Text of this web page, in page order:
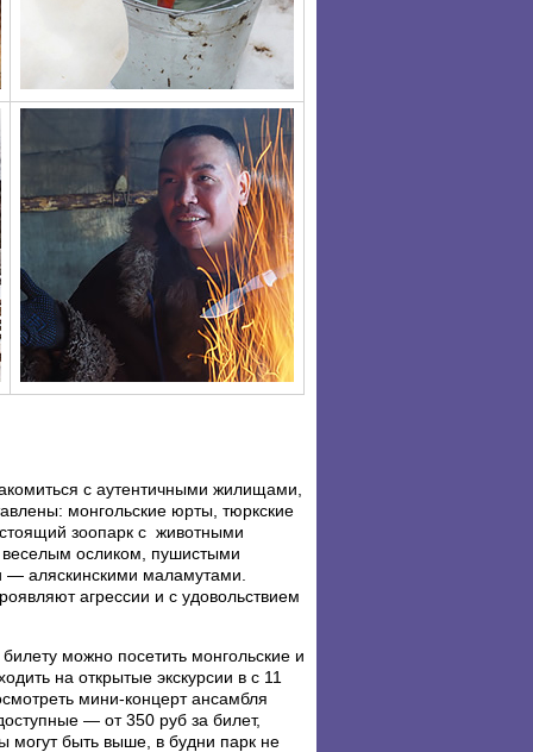
с аутентичными жилищами,
монгольские юрты, тюркские
зоопарк с животными
осликом, пушистыми
аляскинскими маламутами.
агрессии и с удовольствием
можно посетить монгольские и
на открытые экскурсии в с 11
мини-концерт ансамбля
— от 350 руб за билет,
могут быть выше, в будни парк не